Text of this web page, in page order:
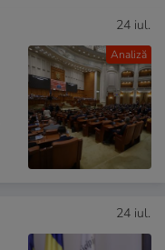
Analiză
24 iul.
24 iul.